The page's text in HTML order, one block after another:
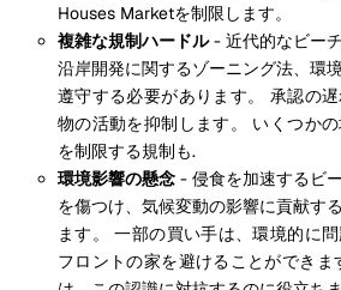
Houses Marketを制限します。
複雑な規制ハードル- 近代的なビー
沿岸開発に関するゾーニング法、環
遵守する必要があります。 承認の
物の活動を抑制します。 いくつか
を制限する規制も.
環境影響の懸念 - 侵食を加速するビ
を傷つけ、気候変動の影響に貢献す
ます。 一部の買い手は、環境的に
フロントの家を避けることができ